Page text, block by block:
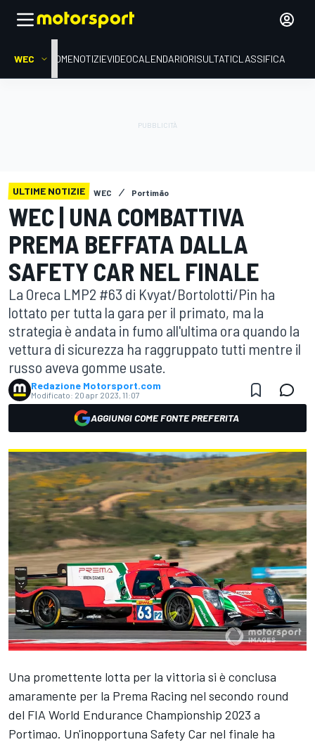
WEC HOMENOTIZIEVIDEOCALENDARIORISULTATICLASSIFICA
ULTIME NOTIZIE WEC Portimão
WEC | UNA COMBATTIVA
PREMA BEFFATA DALLA
SAFETY CAR NEL FINALE
La Oreca LMP2 #63 di Kvyat/Bortolotti/Pin ha
lottato per tutta la gara per il primato, ma la
strategia è andata in fumo all'ultima ora quando la
vettura di sicurezza ha raggruppato tutti mentre il
russo aveva gomme usate.
Redazione Motorsport.com
Modificato: 20 apr 2023, 11:07
AGGIUNGI COME FONTE PREFERITA
Una promettente lotta per la vittoria si è conclusa
amaramente per la Prema Racing nel secondo round
del FIA World Endurance Championship 2023 a
Portimao. Un'inopportuna Safety Car nel finale ha